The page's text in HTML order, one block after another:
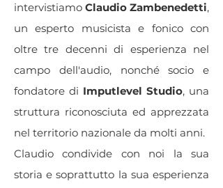
intervistiamo Claudio Zambenedetti,
un esperto musicista e fonico con
oltre tre decenni di esperienza nel
campo dell'audio, nonché socio e
fondatore di Imputlevel Studio, una
struttura riconosciuta ed apprezzata
nel territorio nazionale da molti anni.
Claudio condivide con noi la sua
storia e soprattutto la sua esperienza